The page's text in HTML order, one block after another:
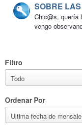
SOBRE
Chic@s, quería
vengo
Filtro
Ordenar Por